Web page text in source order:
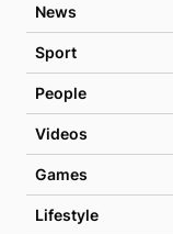
News
Sport
People
Videos
Games
Lifestyle